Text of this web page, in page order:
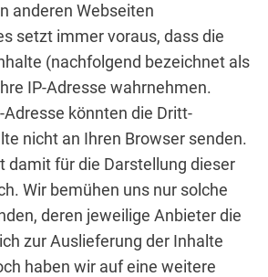
anderen Webseiten
setzt immer voraus, dass die
(nachfolgend bezeichnet als
IP-Adresse wahrnehmen.
Adresse könnten die Dritt-
nicht an Ihren Browser senden.
damit für die Darstellung dieser
Wir bemühen uns nur solche
deren jeweilige Anbieter die
zur Auslieferung der Inhalte
haben wir auf eine weitere